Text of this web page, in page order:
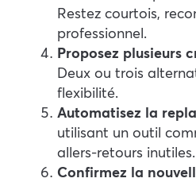
Restez courtois,
professionnel.
Proposez plusieurs
Deux ou trois
flexibilité.
Automatisez la
utilisant un outil
allers-retours inutiles.
Confirmez la